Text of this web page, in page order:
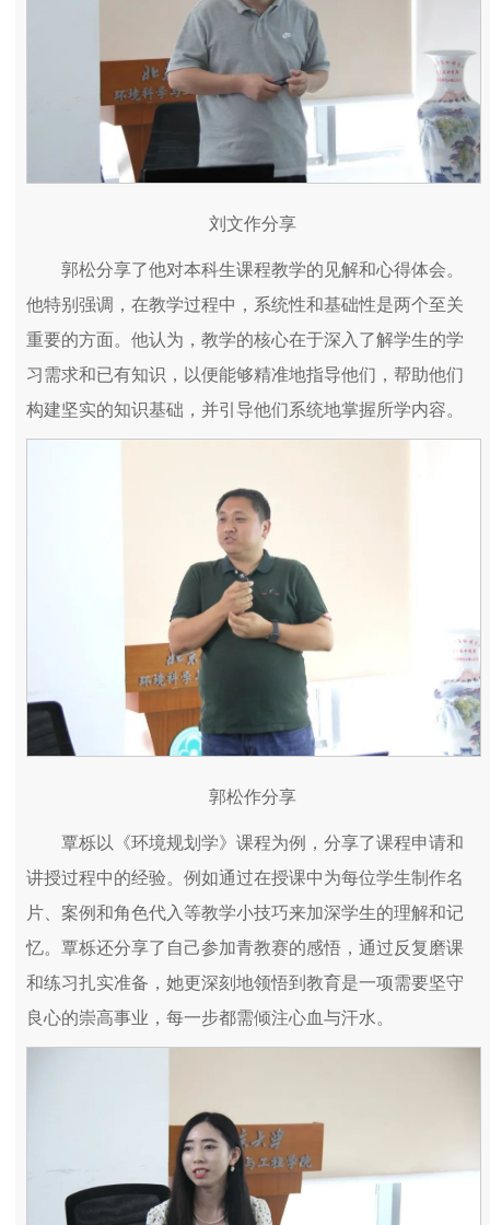
刘文作分享
郭松分享了他对本科生课程教学的见解和心得体会。
他特别强调，在教学过程中，系统性和基础性是两个至关
重要的方面。他认为，教学的核心在于深入了解学生的学
习需求和已有知识，以便能够精准地指导他们，帮助他们
构建坚实的知识基础，并引导他们系统地掌握所学内容。
郭松作分享
覃栎以《环境规划学》课程为例，分享了课程申请和
讲授过程中的经验。例如通过在授课中为每位学生制作名
片、案例和角色代入等教学小技巧来加深学生的理解和记
忆。覃栎还分享了自己参加青教赛的感悟，通过反复磨课
和练习扎实准备，她更深刻地领悟到教育是一项需要坚守
良心的崇高事业，每一步都需倾注心血与汗水。